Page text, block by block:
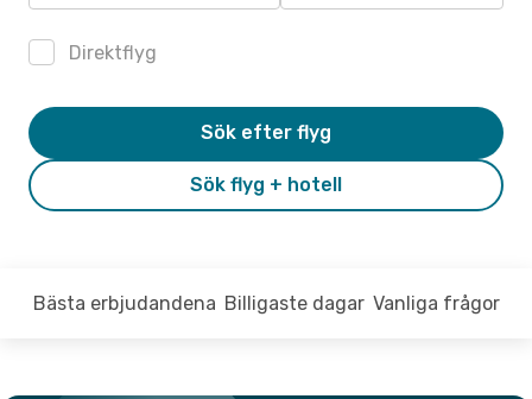
Direktflyg
Sök flyg + hotell
Sök efter flyg
Bästa erbjudandena Billigaste dagar Vanliga frågor